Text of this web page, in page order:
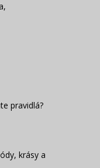
,
pravidlá?
krásy a